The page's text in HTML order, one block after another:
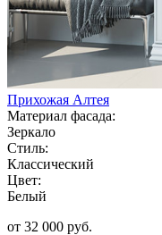
Прихожая Алтея
Материал фасада:
Зеркало
Стиль:
Классический
Цвет:
Белый
от 32 000 руб.